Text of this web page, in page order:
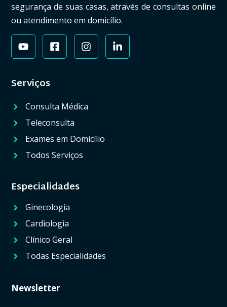
segurança de suas casas, através de consultas online
ou atendimento em domicílio.
Serviços
Consulta Médica
Teleconsulta
Exames em Domicílio
Todos Serviços
Especialidades
Ginecologia
Cardiologia
Clínico Geral
Todas Especialidades
Newsletter